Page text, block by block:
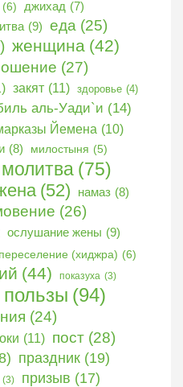
(6) джихад (7)
(9) еда (25)
женщина (42)
(27)
закят (11) здоровье (4)
аль-Уади`и (14)
Йемена (10)
(8) милостыня (5)
молитва (75)
(52) намаз (8)
(26)
ослушание жены (9)
переселение (хиджра) (6)
(44) показуха (3)
пользы (94)
(24)
(11) пост (28)
праздник (19)
(3) призыв (17)